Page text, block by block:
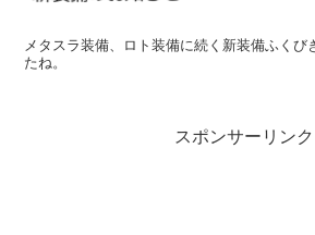
メタスラ装備、ロト装備に続く新装備ふくび
たね。
スポンサーリンク